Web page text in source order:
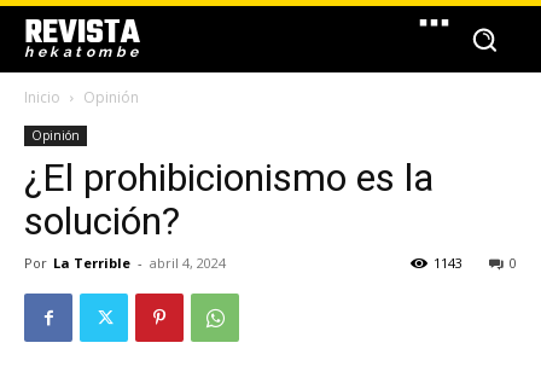
REVISTA
hekatombe
Inicio Opinión
Opinión
¿El prohibicionismo es la
solución?
Por La Terrible - abril 4, 2024 0
1143